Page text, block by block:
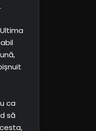
ca
să